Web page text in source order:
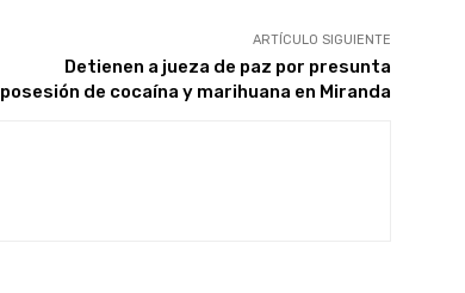
ARTÍCULO SIGUIENTE
Detienen a jueza de paz por presunta
posesión de cocaína y marihuana en Miranda